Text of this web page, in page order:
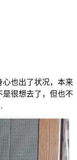
心也出了状况，本来
是很想去了，但也不